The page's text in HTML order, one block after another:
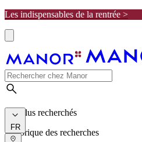
Les indispensables de la rentrée >
Les plus recherchés
Historique des recherches
FR